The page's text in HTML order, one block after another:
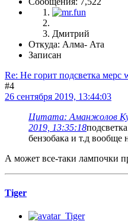
Дмитрий
Откуда: Алма- Ата
Записан
Re: Не горит подсветка мерс
#4
26 сентября 2019, 13:44:03
Цитата: Аманжолов
2019, 13:35:18
бензобака и т.д вообще
А может все-таки лампочки
Tiger